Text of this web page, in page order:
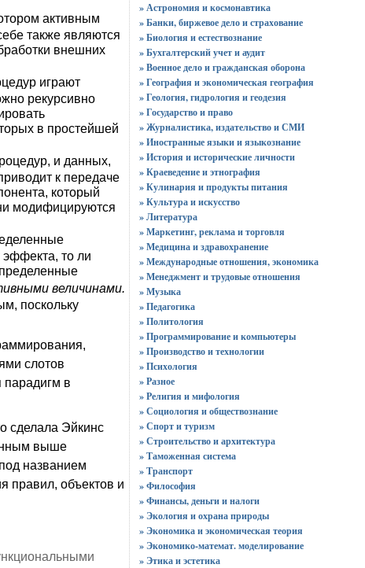
активным
также являются
внешних
играют
рекурсивно
в простейшей
и данных,
к передаче
который
модифицируются
то ли
величинами.
поскольку
слотов
парадигм в
сделала Эйкинс
выше
названием
правил, объектов и
» Астрономия и космонавтика
» Банки, биржевое дело и страхование
» Биология и естествознание
» Бухгалтерский учет и аудит
» Военное дело и гражданская оборона
» География и экономическая география
» Геология, гидрология и геодезия
» Государство и право
» Журналистика, издательство и СМИ
» Иностранные языки и языкознание
» История и исторические личности
» Краеведение и этнография
» Кулинария и продукты питания
» Культура и искусство
» Литература
» Маркетинг, реклама и торговля
» Медицина и здравохранение
» Международные отношения, экономика
» Менеджмент и трудовые отношения
» Музыка
» Педагогика
» Политология
» Программирование и компьютеры
» Производство и технологии
» Психология
» Разное
» Религия и мифология
» Социология и обществознание
» Спорт и туризм
» Строительство и архитектура
» Таможенная система
» Транспорт
» Философия
» Финансы, деньги и налоги
» Экология и охрана природы
» Экономика и экономическая теория
» Экономико-математ. моделирование
» Этика и эстетика